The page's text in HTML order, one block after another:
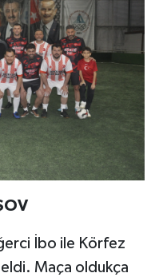
İbo ile Körfez
Maça oldukça